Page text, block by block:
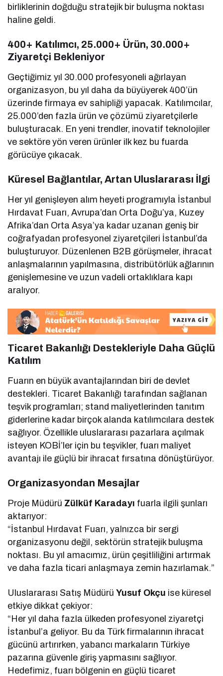
birliklerinin doğduğu stratejik bir buluşma noktası
haline geldi.
400+ Katılımcı, 25.000+ Ürün, 30.000+
Ziyaretçi Bekleniyor
Geçtiğimiz yıl 30.000 profesyoneli ağırlayan
organizasyon, bu yıl daha da büyüyerek 400’ün
üzerinde firmaya ev sahipliği yapacak. Katılımcılar,
25.000’den fazla ürün ve çözümü ziyaretçilerle
buluşturacak. En yeni trendler, inovatif teknolojiler
ve sektöre yön veren ürünler ilk kez bu fuarda
görücüye çıkacak.
Küresel Bağlantılar, Artan Uluslararası İlgi
Her yıl genişleyen alım heyeti programıyla İstanbul
Hırdavat Fuarı, Avrupa’dan Orta Doğu’ya, Kuzey
Afrika’dan Orta Asya’ya kadar uzanan geniş bir
coğrafyadan profesyonel ziyaretçileri İstanbul’da
buluşturuyor. Düzenlenen B2B görüşmeler, ihracat
anlaşmalarının yapılmasına, distribütörlük ağlarının
genişlemesine ve uzun vadeli ortaklıklara kapı
aralıyor.
Ticaret Bakanlığı Destekleriyle Daha Güçlü
Katılım
Fuarın en büyük avantajlarından biri de devlet
destekleri. Ticaret Bakanlığı tarafından sağlanan
teşvik programları; stand maliyetlerinden tanıtım
giderlerine kadar birçok alanda katılımcılara destek
sağlıyor. Özellikle uluslararası pazarlara açılmak
isteyen KOBİ’ler için bu teşvikler, fuarı maliyet
avantajı ile güçlü bir ihracat fırsatına dönüştürüyor.
Organizasyondan Mesajlar
Proje Müdürü Zülküf Karadayı fuarla ilgili şunları
aktarıyor:
“İstanbul Hırdavat Fuarı, yalnızca bir sergi
organizasyonu değil, sektörün stratejik buluşma
noktası. Bu yıl amacımız, ürün çeşitliliğini artırmak
ve daha fazla ticari anlaşmaya zemin hazırlamak.”
Uluslararası Satış MüdürüYusuf Okçu ise küresel
etkiye dikkat çekiyor:
“Her yıl daha fazla ülkeden profesyonel ziyaretçi
İstanbul’a geliyor. Bu da Türk firmalarının ihracat
gücünü artırırken, yabancı markaların Türkiye
pazarına güvenle giriş yapmasını sağlıyor.
Hedefimiz, fuarı bölgenin en güçlü ticaret